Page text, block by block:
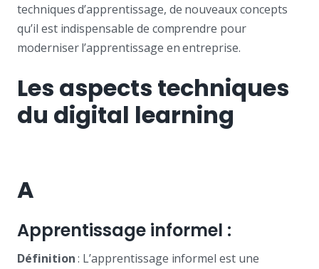
techniques d’apprentissage, de nouveaux concepts
qu’il est indispensable de comprendre pour
moderniser l’apprentissage en entreprise.
Les aspects techniques
du digital learning
A
Apprentissage informel :
Définition: L’apprentissage informel est une